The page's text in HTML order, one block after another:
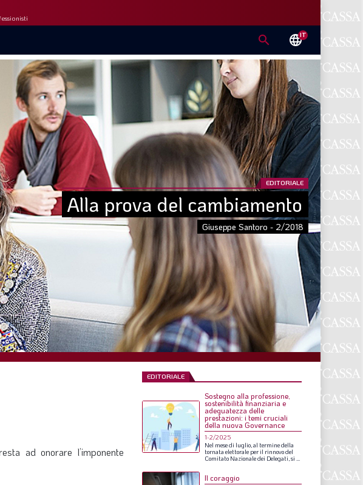
search languageIT
EDITORIALE
Alla prova del cambiamento
Giuseppe Santoro - 2/2018
ad onorare l’imponente
EDITORIALE
Sostegno alla professione,
sostenibilità finanziaria e
adeguatezza delle
prestazioni: i temi cruciali
della nuova Governance
1-2/2025
Nel mesedi luglio, al terminedella
tornata elettorale peril rinnovodel
Comitato Nazionaledei Delegati, si
Il coraggio